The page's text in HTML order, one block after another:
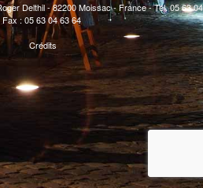
Delthil - 82200 Moissac - France - Tél. 05 63 04
: 05 63 04 63 64
Crédits